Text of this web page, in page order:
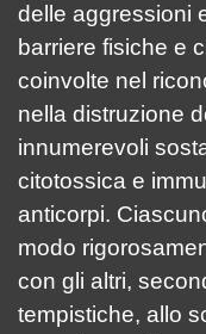
delle aggressioni
barriere fisiche e
coinvolte nel
nella distruzione
innumerevoli
citotossica e
anticorpi.
modo
con gli altri,
tempistiche, allo